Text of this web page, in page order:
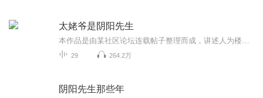
太姥爷是阴阳先生
29 264.2万
阴阳先生那些年